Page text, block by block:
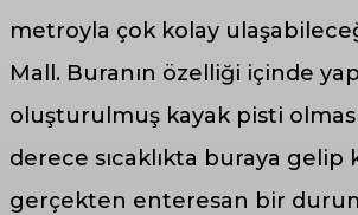
metroyla çok kolay
Mall. Buranın özelliği içinde
oluşturulmuş kayak pisti
derece sıcaklıkta buraya gelip
gerçekten enteresan bir